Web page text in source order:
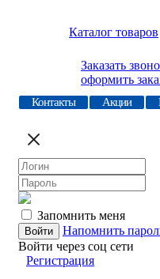
Каталог товаров
Заказать
оформить
Контакты Акции
Запомнить меня
Напомнить
Войти через соц сети
Регистрация